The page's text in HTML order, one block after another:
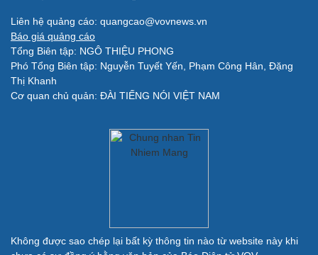
Liên hệ quảng cáo: quangcao@vovnews.vn
Báo giá quảng cáo
Tổng Biên tập: NGÔ THIỆU PHONG
Phó Tổng Biên tập: Nguyễn Tuyết Yến, Phạm Công Hân, Đặng
Thị Khanh
Cơ quan chủ quản: ĐÀI TIẾNG NÓI VIỆT NAM
Không được sao chép lại bất kỳ thông tin nào từ website này khi